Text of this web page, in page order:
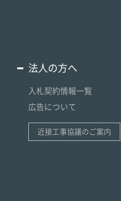
法人の方へ
入札契約情報一覧
広告について
近接工事協議のご案内